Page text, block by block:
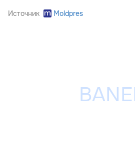
Источник Moldpres